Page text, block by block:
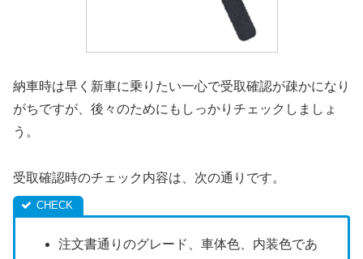
納車時は早く新車に乗りたい一心で受取確認が疎かになり
がちですが、後々のためにもしっかりチェックしましょ
う。
受取確認時のチェック内容は、次の通りです。
注文書通りのグレード、車体色、内装色であ